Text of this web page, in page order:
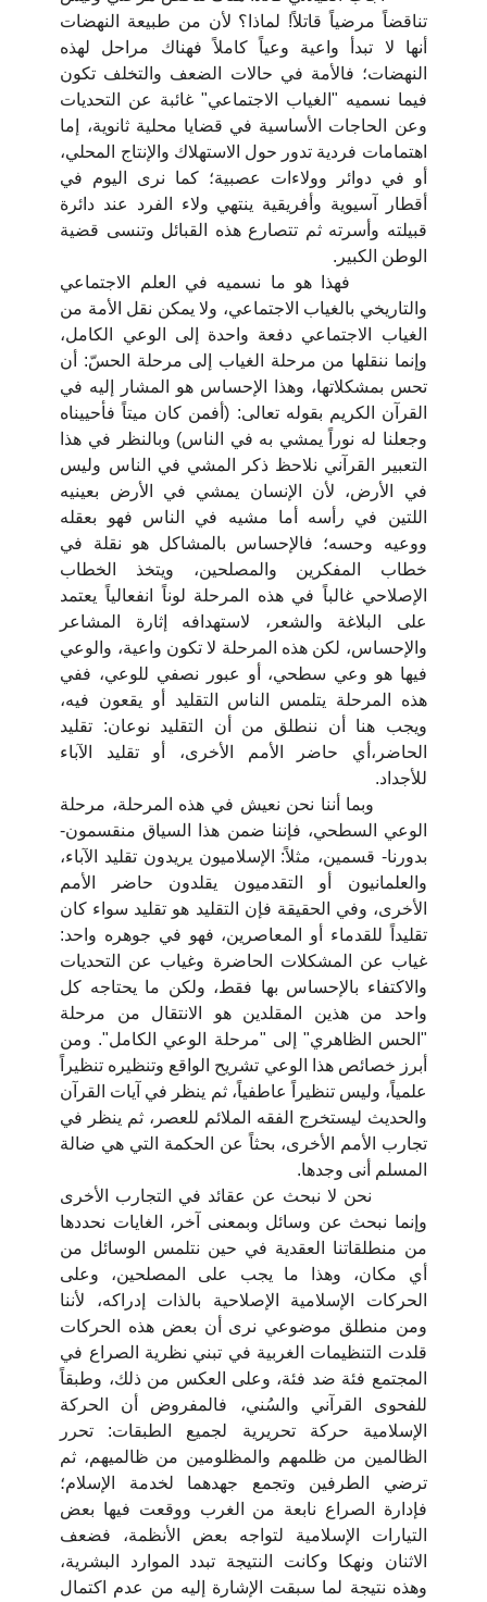
تناقضاً مرضياً قاتلاً! لماذا؟ لأن من طبيعة النهضات
أنها لا تبدأ واعية وعياً كاملاً فهناك مراحل لهذه
النهضات؛ فالأمة في حالات الضعف والتخلف تكون
فيما نسميه "الغياب الاجتماعي" غائبة عن التحديات
وعن الحاجات الأساسية في قضايا محلية ثانوية، إما
اهتمامات فردية تدور حول الاستهلاك والإنتاج المحلي،
أو في دوائر وولاءات عصبية؛ كما نرى اليوم في
أقطار آسيوية وأفريقية ينتهي ولاء الفرد عند دائرة
قبيلته وأسرته ثم تتصارع هذه القبائل وتنسى قضية
الوطن الكبير.
فهذا هو ما نسميه في العلم الاجتماعي
والتاريخي بالغياب الاجتماعي، ولا يمكن نقل الأمة من
الغياب الاجتماعي دفعة واحدة إلى الوعي الكامل،
وإنما ننقلها من مرحلة الغياب إلى مرحلة الحسّ: أن
تحس بمشكلاتها، وهذا الإحساس هو المشار إليه في
القرآن الكريم بقوله تعالى: (أفمن كان ميتاً فأحييناه
وجعلنا له نوراً يمشي به في الناس) وبالنظر في هذا
التعبير القرآني نلاحظ ذكر المشي في الناس وليس
في الأرض، لأن الإنسان يمشي في الأرض بعينيه
اللتين في رأسه أما مشيه في الناس فهو بعقله
ووعيه وحسه؛ فالإحساس بالمشاكل هو نقلة في
خطاب المفكرين والمصلحين، ويتخذ الخطاب
الإصلاحي غالباً في هذه المرحلة لوناً انفعالياً يعتمد
على البلاغة والشعر، لاستهدافه إثارة المشاعر
والإحساس، لكن هذه المرحلة لا تكون واعية، والوعي
فيها هو وعي سطحي، أو عبور نصفي للوعي، ففي
هذه المرحلة يتلمس الناس التقليد أو يقعون فيه،
ويجب هنا أن ننطلق من أن التقليد نوعان: تقليد
الحاضر،أي حاضر الأمم الأخرى، أو تقليد الآباء
للأجداد.
وبما أننا نحن نعيش في هذه المرحلة، مرحلة
الوعي السطحي، فإننا ضمن هذا السياق منقسمون-
بدورنا- قسمين، مثلاً: الإسلاميون يريدون تقليد الآباء،
والعلمانيون أو التقدميون يقلدون حاضر الأمم
الأخرى، وفي الحقيقة فإن التقليد هو تقليد سواء كان
تقليداً للقدماء أو المعاصرين، فهو في جوهره واحد:
غياب عن المشكلات الحاضرة وغياب عن التحديات
والاكتفاء بالإحساس بها فقط، ولكن ما يحتاجه كل
واحد من هذين المقلدين هو الانتقال من مرحلة
"الحس الظاهري" إلى "مرحلة الوعي الكامل". ومن
أبرز خصائص هذا الوعي تشريح الواقع وتنظيره تنظيراً
علمياً، وليس تنظيراً عاطفياً، ثم ينظر في آيات القرآن
والحديث ليستخرج الفقه الملائم للعصر، ثم ينظر في
تجارب الأمم الأخرى، بحثاً عن الحكمة التي هي ضالة
المسلم أنى وجدها.
نحن لا نبحث عن عقائد في التجارب الأخرى
وإنما نبحث عن وسائل وبمعنى آخر، الغايات نحددها
من منطلقاتنا العقدية في حين نتلمس الوسائل من
أي مكان، وهذا ما يجب على المصلحين، وعلى
الحركات الإسلامية الإصلاحية بالذات إدراكه، لأننا
ومن منطلق موضوعي نرى أن بعض هذه الحركات
قلدت التنظيمات الغربية في تبني نظرية الصراع في
المجتمع فئة ضد فئة، وعلى العكس من ذلك، وطبقاً
للفحوى القرآني والسُني، فالمفروض أن الحركة
الإسلامية حركة تحريرية لجميع الطبقات: تحرر
الظالمين من ظلمهم والمظلومين من ظالميهم، ثم
ترضي الطرفين وتجمع جهدهما لخدمة الإسلام؛
فإدارة الصراع نابعة من الغرب ووقعت فيها بعض
التيارات الإسلامية لتواجه بعض الأنظمة، فضعف
الاثنان ونهكا وكانت النتيجة تبدد الموارد البشرية،
وهذه نتيجة لما سبقت الإشارة إليه من عدم اكتمال